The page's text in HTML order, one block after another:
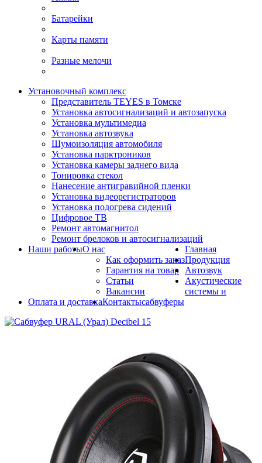
Батарейки
Карты памяти
Разные мелочи
Установочный комплекс
Представитель TEYES в Томске
Установка автосигнализаций и автозапуска
Установка мультимедиа
Установка автозвука
Шумоизоляция автомобиля
Установка парктроников
Установка камеры заднего вида
Тонировка стекол
Нанесение антигравийной пленки
Установка видеорегистраторов
Установка подогрева сидений
Цифровое ТВ
Ремонт автомагнитол
Ремонт брелоков и автосигнализаций
Наши работыО нас
Как оформить заказ
Гарантия на товар
Статьи
Вакансии
Оплата и доставкаКонтакты
Главная
Продукция
Автозвук
Акустические
системы и
сабвуферы